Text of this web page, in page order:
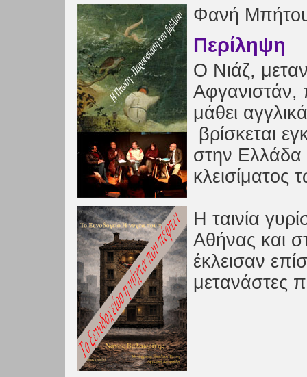
Φανή
Περίληψη
O Νιάζ,
Αφγανιστάν,
μάθει
βρίσκεται
στην
Η ταινία
Αθήνας και
έκλεισαν
μετανάστες